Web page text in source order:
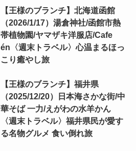
【王様のブランチ】北海道函館
（2026/1/17）湯倉神社/函館市熱
帯植物園/ヤマザキ洋服店/Cafe
én〈週末トラベル〉心温まるほっ
こり癒やし旅
【王様のブランチ】福井県
（2025/12/20）日本海さかな街/中
華そば 一力/えがわの水羊かん
〈週末トラベル〉福井県民が愛す
る名物グルメ 食い倒れ旅